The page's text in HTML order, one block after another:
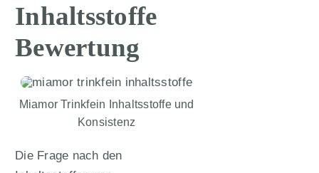
Inhaltsstoffe
Bewertung
Miamor Trinkfein Inhaltsstoffe und
Konsistenz
Die Frage nach den